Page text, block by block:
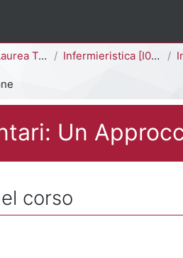
Triennale Infermieristica [I0101D]
Un
corso